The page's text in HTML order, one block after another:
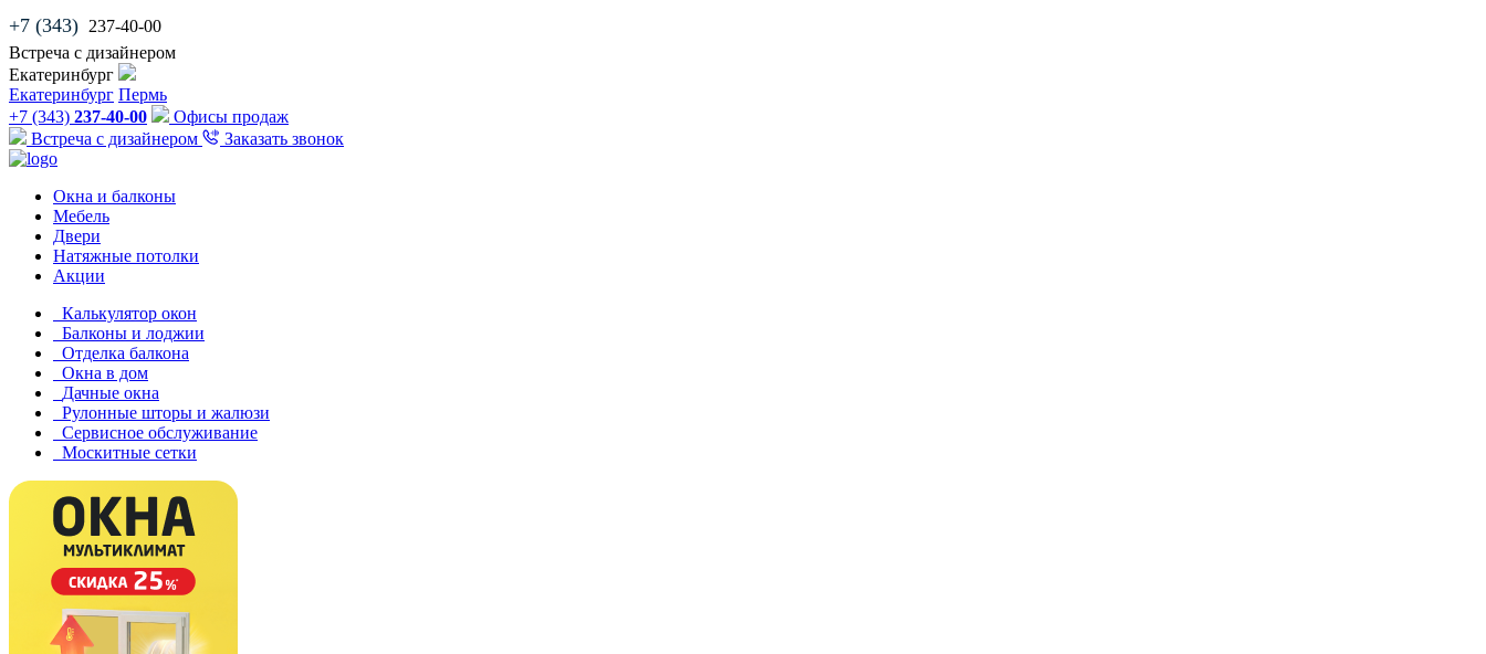
+7 (343) 237-40-00
Встреча с дизайнером
Екатеринбург
Екатеринбург Пермь
+7 (343) 237-40-00
Офисы продаж
Встреча с дизайнером
Заказать звонок
Окна и балконы
Мебель
Двери
Натяжные потолки
Акции
Калькулятор окон
Балконы и лоджии
Отделка балкона
Окна в дом
Дачные окна
Рулонные шторы и жалюзи
Сервисное обслуживание
Москитные сетки